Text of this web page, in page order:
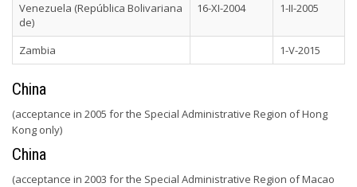
Venezuela (República Bolivariana
de)
16-XI-2004 1-II-2005
Zambia 1-V-2015
China
(acceptance in 2005 for the Special Administrative Region of Hong
Kong only)
China
(acceptance in 2003 for the Special Administrative Region of Macao